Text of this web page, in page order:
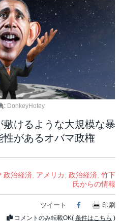
: DonkeyHotey
けるような大規模な暴
があるオバマ政権
政治経済, アメリカ, 政治経済, 竹下
氏からの情報
ツイート Facebook
印刷
コメントのみ転載OK( 条件はこちら )